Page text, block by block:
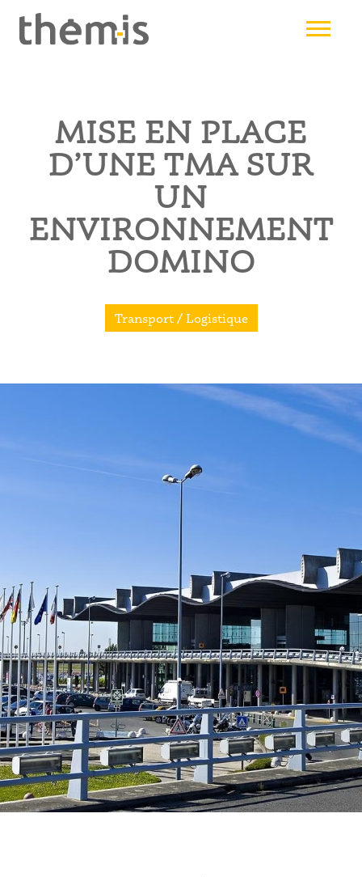
MISE EN PLACE
D’UNE TMA SUR
UN
ENVIRONNEMENT
DOMINO
Transport / Logistique